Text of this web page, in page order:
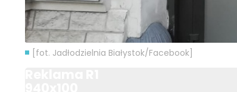
[fot. Jadłodzielnia Białystok/Facebook]